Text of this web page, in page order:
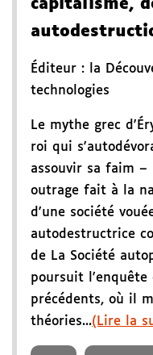
capitalisme,
Éditeur : la
technologies
Le mythe grec
roi qui
assouvir sa faim
outrage fait à la
d'une société
autodestructrice
de La Société
poursuit l'enquête
précédents, où il
théories...(Lire la